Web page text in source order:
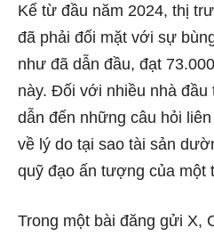
Kể từ đầu năm 2024, thị
đã phải đối mặt với sự
như đã dẫn đầu, đạt
này. Đối với nhiều nhà đầu
dẫn đến những câu hỏi
về lý do tại sao tài sản
quỹ đạo ấn tượng của một
Trong một bài đăng gửi X,